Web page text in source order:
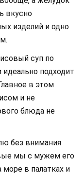
вкусно
изделий и одно
суп по
подходит
в этом
и не
блюда не
без внимания
мы с мужем его
в палатках и